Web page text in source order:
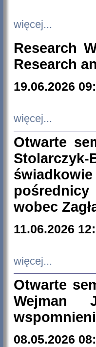
więcej...
Research
Research
19.06.2026
więcej...
Otwarte
wobec
11.06.2026
więcej...
Otwarte
Wejman
08.05.2026